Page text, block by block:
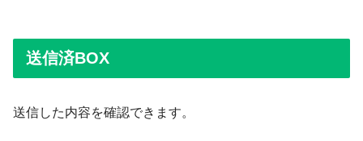
送信済BOX
送信した内容を確認できます。